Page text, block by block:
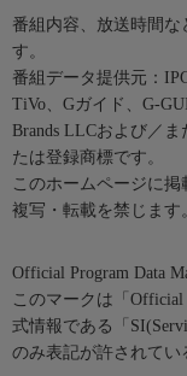
番組内容、放送時間
す。
番組データ提供元：
TiVo、Gガイド、G-
Brands LLCおよび／
たは登録商標です。
このホームページに
複写・転載を禁じます
Official Program Data
このマークは「
式情報である「
のみ表記が許されてい